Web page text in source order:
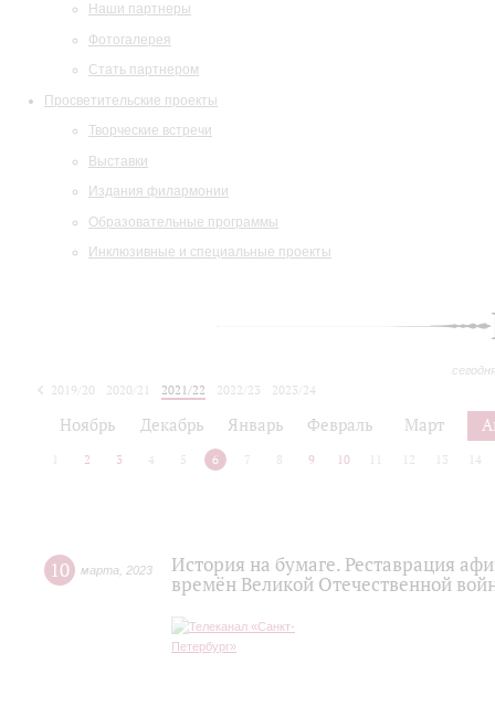
Наши партнеры
Фотогалерея
Стать партнером
Просветительские проекты
Творческие встречи
Выставки
Издания филармонии
Образовательные программы
Инклюзивные и специальные проекты
2019/20 2020/21 2021/22 2022/23
2023/24
Ноябрь Декабрь Январь Февраль Март
2 3 4 5 6 7 8 9 10 12 13 14
10 марта 2023
История на бумаге. Реставрация
времён Великой Отечественной